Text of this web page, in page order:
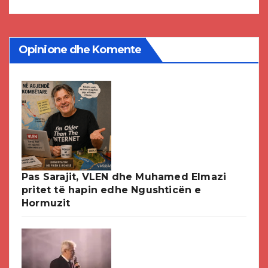
Opinione dhe Komente
Pas Sarajit, VLEN dhe Muhamed Elmazi
pritet të hapin edhe Ngushticën e
Hormuzit